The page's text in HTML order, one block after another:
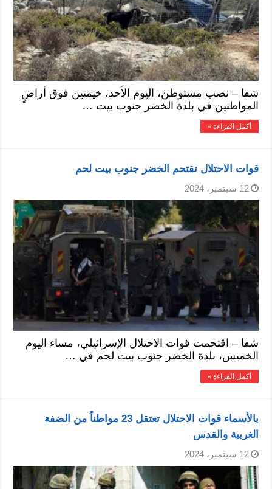
شفا – نصب مستوطن، اليوم الأحد، خيمتين فوق أراضٍ
المواطنين في بلدة الخضر جنوب بيت …
أكمل القراءة »
قوات الاحتلال تقتحم الخضر جنوب بيت لحم
12 سبتمبر، 2024
شفا – اقتحمت قوات الاحتلال الإسرائيلي، مساء اليوم
الخميس، بلدة الخضر جنوب بيت لحم في …
أكمل القراءة »
بالأسماء قوات الاحتلال تعتقل 23 مواطناً من الضفة
الغربية والقدس
12 سبتمبر، 2024